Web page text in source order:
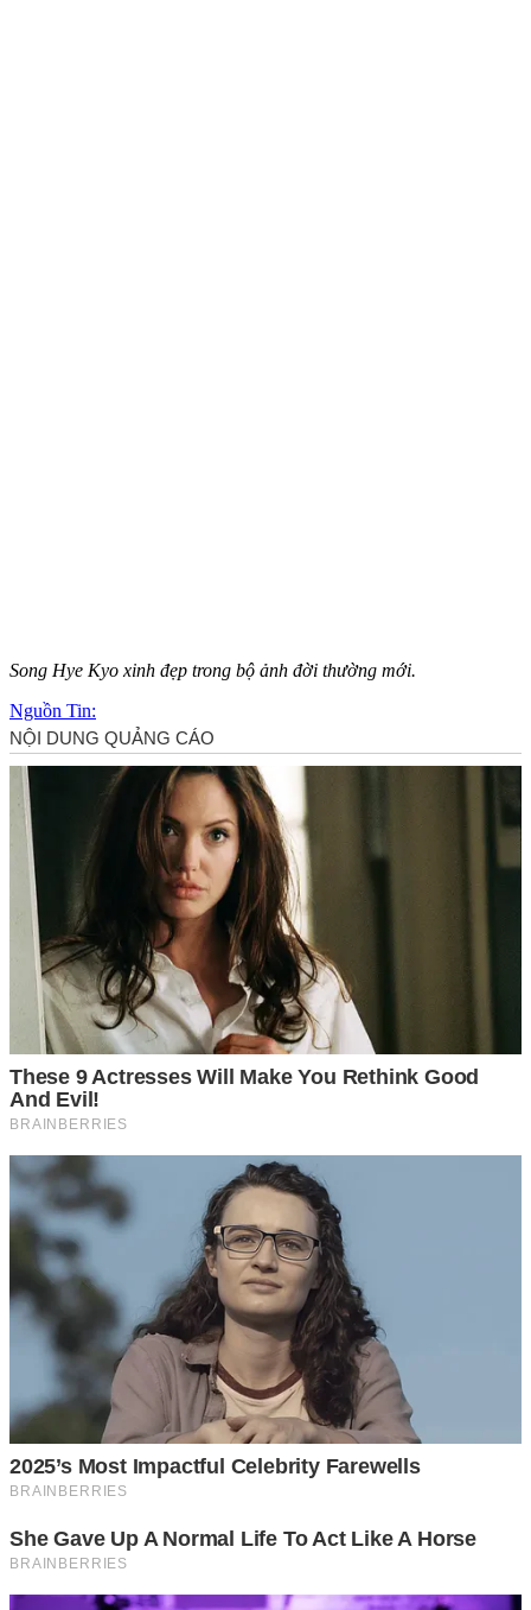
Song Hye Kyo xinh đẹp trong bộ ảnh đời thường mới.
Nguồn Tin: